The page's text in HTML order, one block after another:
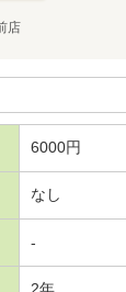
店
6000円
なし
-
2年